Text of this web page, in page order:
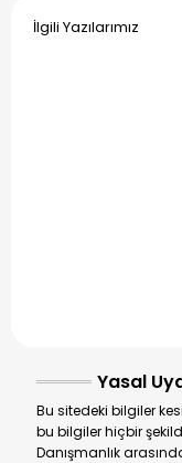
İlgili Yazılarımız
Yasal
Bu sitedeki bilgiler
bu bilgiler hiçbir
Danışmanlık